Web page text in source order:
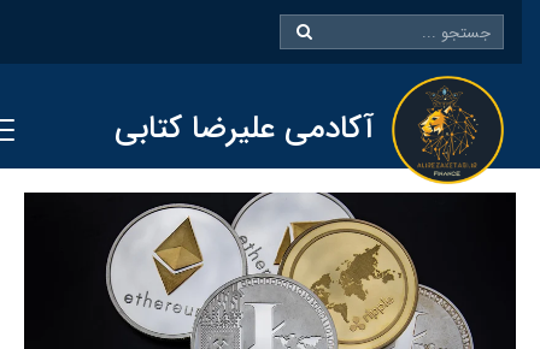
آکادمی علیرضا کتابی